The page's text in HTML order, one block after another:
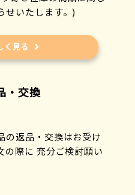
せいたします。)
く見る
・交換
の返品・交換はお受け
の際に 充分ご検討願い